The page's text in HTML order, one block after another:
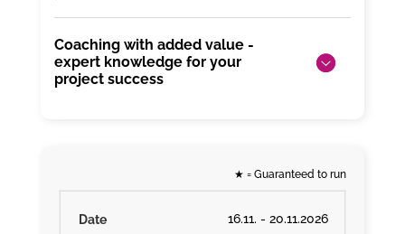
Coaching with added value -
expert knowledge for your
project success
★ = Guaranteed to run
16.11. - 20.11.2026